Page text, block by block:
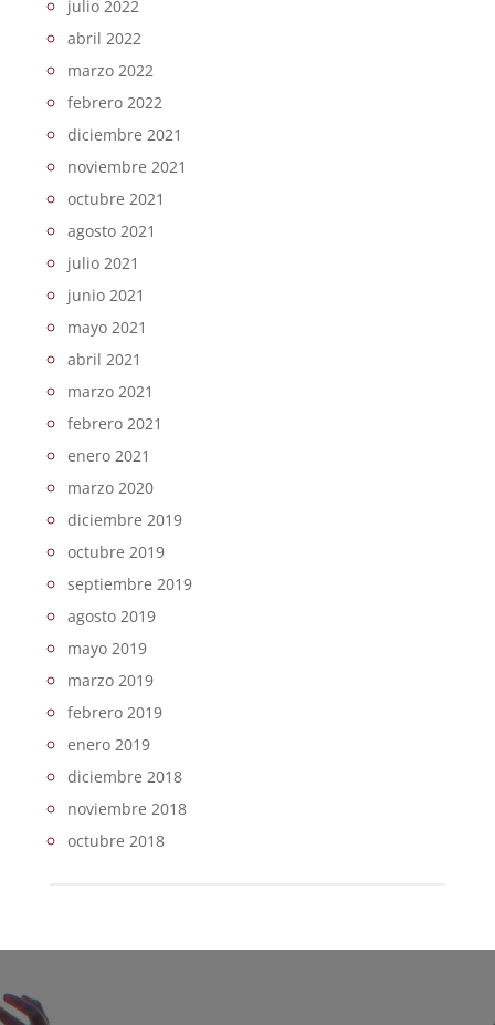
julio 2022
abril 2022
marzo 2022
febrero 2022
diciembre 2021
noviembre 2021
octubre 2021
agosto 2021
julio 2021
junio 2021
mayo 2021
abril 2021
marzo 2021
febrero 2021
enero 2021
marzo 2020
diciembre 2019
octubre 2019
septiembre 2019
agosto 2019
mayo 2019
marzo 2019
febrero 2019
enero 2019
diciembre 2018
noviembre 2018
octubre 2018